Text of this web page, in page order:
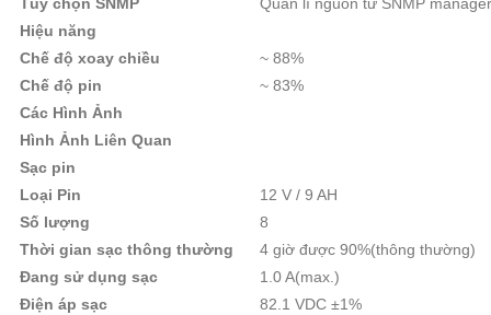
Hiệu năng
Chế độ xoay chiều
~ 88%
Chế độ pin
~ 83%
Các Hình Ảnh
Hình Ảnh Liên Quan
Sạc pin
Loại Pin
12 V / 9 AH
Số lượng
8
Thời gian sạc thông thường
4 giờ được 90%(thông thường)
Đang sử dụng sạc
1.0 A(max.)
Điện áp sạc
82.1 VDC ±1%